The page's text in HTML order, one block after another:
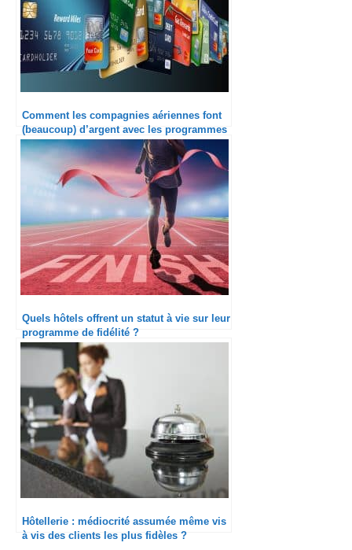
Comment les compagnies aériennes font
(beaucoup) d’argent avec les programmes
de fidélité ?
Quels hôtels offrent un statut à vie sur leur
programme de fidélité ?
Hôtellerie : médiocrité assumée même vis
à vis des clients les plus fidèles ?